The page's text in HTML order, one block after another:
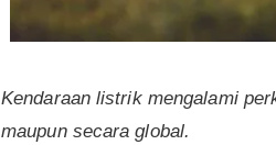
Kendaraan listrik mengalami
maupun secara global.